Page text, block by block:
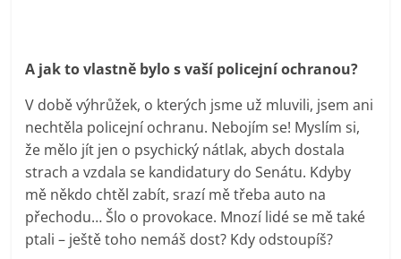
A jak to vlastně bylo s vaší policejní ochranou?
V době výhrůžek, o kterých jsme už mluvili, jsem ani
nechtěla policejní ochranu. Nebojím se! Myslím si,
že mělo jít jen o psychický nátlak, abych dostala
strach a vzdala se kandidatury do Senátu. Kdyby
mě někdo chtěl zabít, srazí mě třeba auto na
přechodu… Šlo o provokace. Mnozí lidé se mě také
ptali – ještě toho nemáš dost? Kdy odstoupíš?